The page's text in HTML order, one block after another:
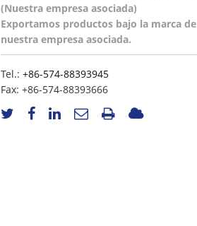
(Nuestra empresa asociada)
Exportamos productos bajo la marca de
nuestra empresa asociada.
Tel.: +86-574-88393945
Fax: +86-574-88393666